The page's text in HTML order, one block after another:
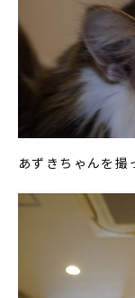
あずきちゃんを撮